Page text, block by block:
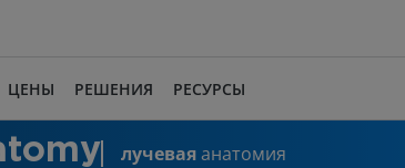
ЦЕНЫ РЕШЕНИЯ РЕСУРСЫ
лучеваяанатомия